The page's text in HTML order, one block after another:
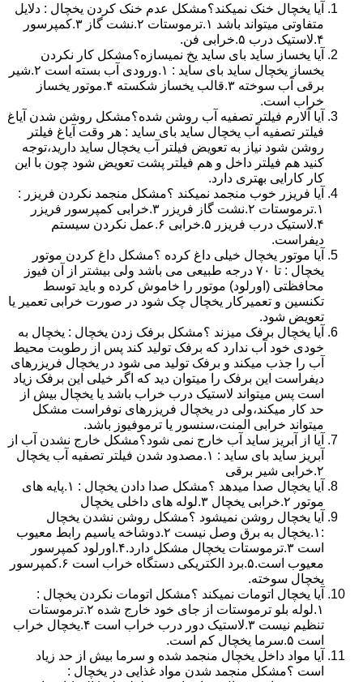
آیا یخچال خنک نمیکند؟مشکل عدم خنک کردن یخچال : دلایل
متفاوتی میتواند باشد ۱.ترموستات ۲.نشت گاز ۳.کمپرسور
۴.لاستیک درب ۵.خرابی فن.
آیا یخساز ساید بای ساید یخ نمیسازه؟مشکل کار نکردن
یخساز یخچال ساید بای ساید : ۱.ورودی آب بسته است ۲.شیر
برقی آب سوخته ۳.قالب یخساز شکسته ۴.موتور یخساز
خراب است.
آیا آلارم فیلتر تصفیه آب روشن شده؟مشکل روشن شدن آیاغ
فیلتر تصفیه آب یخچال ساید بای ساید : هر وقت آیاغ فیلتر
روشن شود نیاز به تعویض فیلتر آب یخچال ساید دارید،توجه
کنید هم فیلتر داخل و هم فیلتر پشت تعویض شود چون با این
کار کارایی بهتری دارد.
آیا فریزر خوب منجمد نمیکند ؟مشکل منجمد نکردن فریزر :
۱.ترموستات ۲.نشت گاز فریزر ۳.خرابی کمپرسور فریزر
۴.لاستیک درب فریزر ۵.خرابی ۶.عمل نکردن سیستم
دیفراست.
آیا موتور یخچال خیلی داغ کرده ؟مشکل داغ کردن موتور
یخچال : تا ۷۰ درجه طبیعی می باشد ولی بیشتر از آن فیوز
محافظتی (اورلود) موتور را خاموش کرده و باید توسط
تکنسین و تعمیرکار یخچال چک شود در صورت خرابی تعمیر یا
تعویض شود.
آیا یخچال برفک میزند ؟مشکل برفک زدن یخچال : یخچال به
خودی خود آب ندارد که برفک تولید کند پس از رطوبت محیط
آب را جذب میکند و برفک تولید می شود در یخچال فریزرهای
دیفراست این برفک را میتوان دید که اگر خیلی این برفک زیاد
است پس میتواند لاستیک درب خراب باشد یا یخچال بیش از
حد کار میکند،ولی در یخچال فریزرهای نوفراست مشکل
میتواند خرابی المنت،سنسور یا ترموفیوز باشد.
آیا از آبریز ساید آب خارج نمی شود؟مشکل خارج نشدن آب از
آبریز ساید بای ساید : ۱.مصدود شدن فیلتر تصفیه آب یخچال
۲.خرابی شیر برقی
آیا یخچال صدا میدهد ؟مشکل صدا دادن یخچال : ۱.پایه های
موتور ۲.خرابی یخچال ۳.لوله های داخلی یخچال
آیا یخچال روشن نمیشود ؟مشکل روشن نشدن یخچال
:۱.یخچال به برق وصل نیست ۲.دوشاخه یاسیم رابط معیوب
است ۳.ترموستات یخچال مشکل دارد.۴.اورلود کمپرسور
معیوب است.۵.برد الکتریکی دستگاه خراب است ۶.کمپرسور
یخچال سوخته.
آیا یخچال اتومات نمیکند ؟مشکل اتومات نکردن یخچال :
۱.لوله بلو ترموستات از جای خود خارج شده ۲.ترموستات
تنظیم نیست ۳.لاستیک دور درب خراب است ۴.یخچال خراب
است ۵.سرما یخچال کم است.
آیا مواد داخل یخچال منجمد شده و سرما بیش از حد زیاد
است ؟مشکل منجمد شدن مواد غذایی در یخچال :